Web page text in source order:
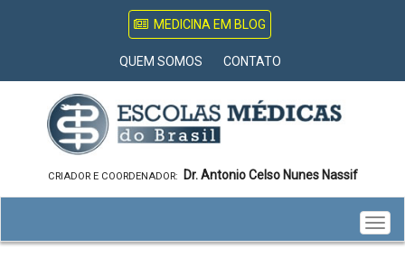
MEDICINA EM BLOG
QUEM SOMOS CONTATO
CRIADOR E COORDENADOR: Dr. Antonio Celso Nunes Nassif